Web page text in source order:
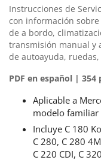
Instrucciones de
con información
de a bordo,
transmisión manual y
de autoayuda,
PDF en español |
Aplicable a
modelo familiar
Incluye C 180
C 280, C 280
C 220 CDI, C